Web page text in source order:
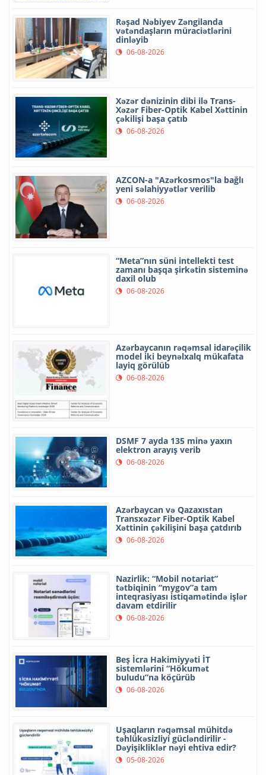
Rəşad Nəbiyev Zəngilanda
vətəndaşların müraciətlərini
dinləyib
06-08-2026
Xəzər dənizinin dibi ilə Trans-
Xəzər Fiber-Optik Kabel Xəttinin
çəkilişi başa çatıb
06-08-2026
AZCON-a "Azərkosmos"la bağlı
yeni səlahiyyətlər verilib
06-08-2026
“Meta”nın süni intellekti test
zamanı başqa şirkətin sisteminə
daxil olub
06-08-2026
Azərbaycanın rəqəmsal idarəçilik
model iki beynəlxalq mükafata
layiq görülüb
06-08-2026
DSMF 7 ayda 135 minə yaxın
elektron arayış verib
06-08-2026
Azərbaycan və Qazaxıstan
Transxəzər Fiber-Optik Kabel
Xəttinin çəkilişini başa çatdırıb
06-08-2026
Nazirlik: “Mobil notariat”
tətbiqinin “mygov”a tam
inteqrasiyası istiqamətində işlər
davam etdirilir
06-08-2026
Beş İcra Hakimiyyəti İT
sistemlərini “Hökumət
buludu”na köçürüb
06-08-2026
Uşaqların rəqəmsal mühitdə
təhlükəsizliyi gücləndirilir -
Dəyişikliklər nəyi ehtiva edir?
05-08-2026